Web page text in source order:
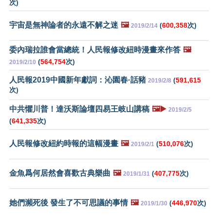
次)
宇宙是無神論者的永遠不解之迷 🖼️ 2019/2/14 (600,358次)
委內瑞拉誰會當總統！人民報修改紐時漫畫來作答 🖼️
2019/2/10 (564,754次)
人民報2019中國新年獻詞：沁園春·話豬 2019/2/8 (591,615
次)
中共懼川普！達沃斯論壇四易王岐山講稿 🖼️▶️ 2019/2/5
(641,335次)
人民報修改紐約時報的這幅漫畫 🖼️ 2019/2/1 (510,076次)
金魚爲何居然會喜歡古典樂曲 🖼️ 2019/1/31 (407,775次)
她們瀕死後 發生了不可思議的事情 🖼️ 2019/1/30 (446,970次)